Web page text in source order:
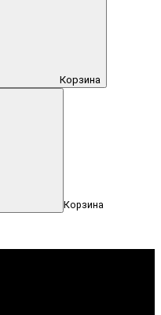
Корзина
Корзина